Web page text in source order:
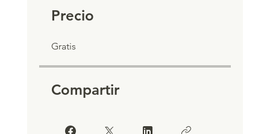
Precio
Gratis
Compartir